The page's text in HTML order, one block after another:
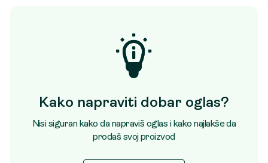
Kako napraviti dobar oglas?
Nisi siguran kako da napraviš oglas i kako najlakše da
prodaš svoj proizvod